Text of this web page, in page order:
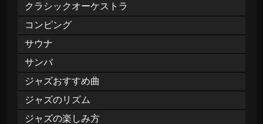
クラシックオーケストラ
コンピング
サウナ
サンバ
ジャズおすすめ曲
ジャズのリズム
ジャズの楽しみ方